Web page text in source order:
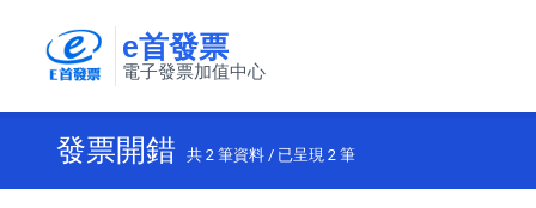
e首發票
電子發票加值中心
發票開錯 共 2 筆資料 / 已呈現 2 筆